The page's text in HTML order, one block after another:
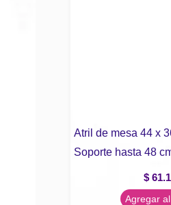
Atril de mesa 44 x
Soporte hasta 48
$
Agregar